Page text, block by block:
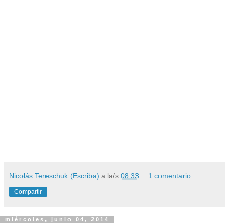
Nicolás Tereschuk (Escriba) a la/s 08:33 1 comentario:
Compartir
miércoles, junio 04, 2014